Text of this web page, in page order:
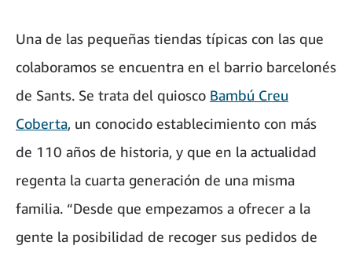
Una de las pequeñas tiendas típicas con las que
colaboramos se encuentra en el barrio barcelonés
de Sants. Se trata del quiosco Bambú Creu
Coberta, un conocido establecimiento con más
de 110 años de historia, y que en la actualidad
regenta la cuarta generación de una misma
familia. “Desde que empezamos a ofrecer a la
gente la posibilidad de recoger sus pedidos de